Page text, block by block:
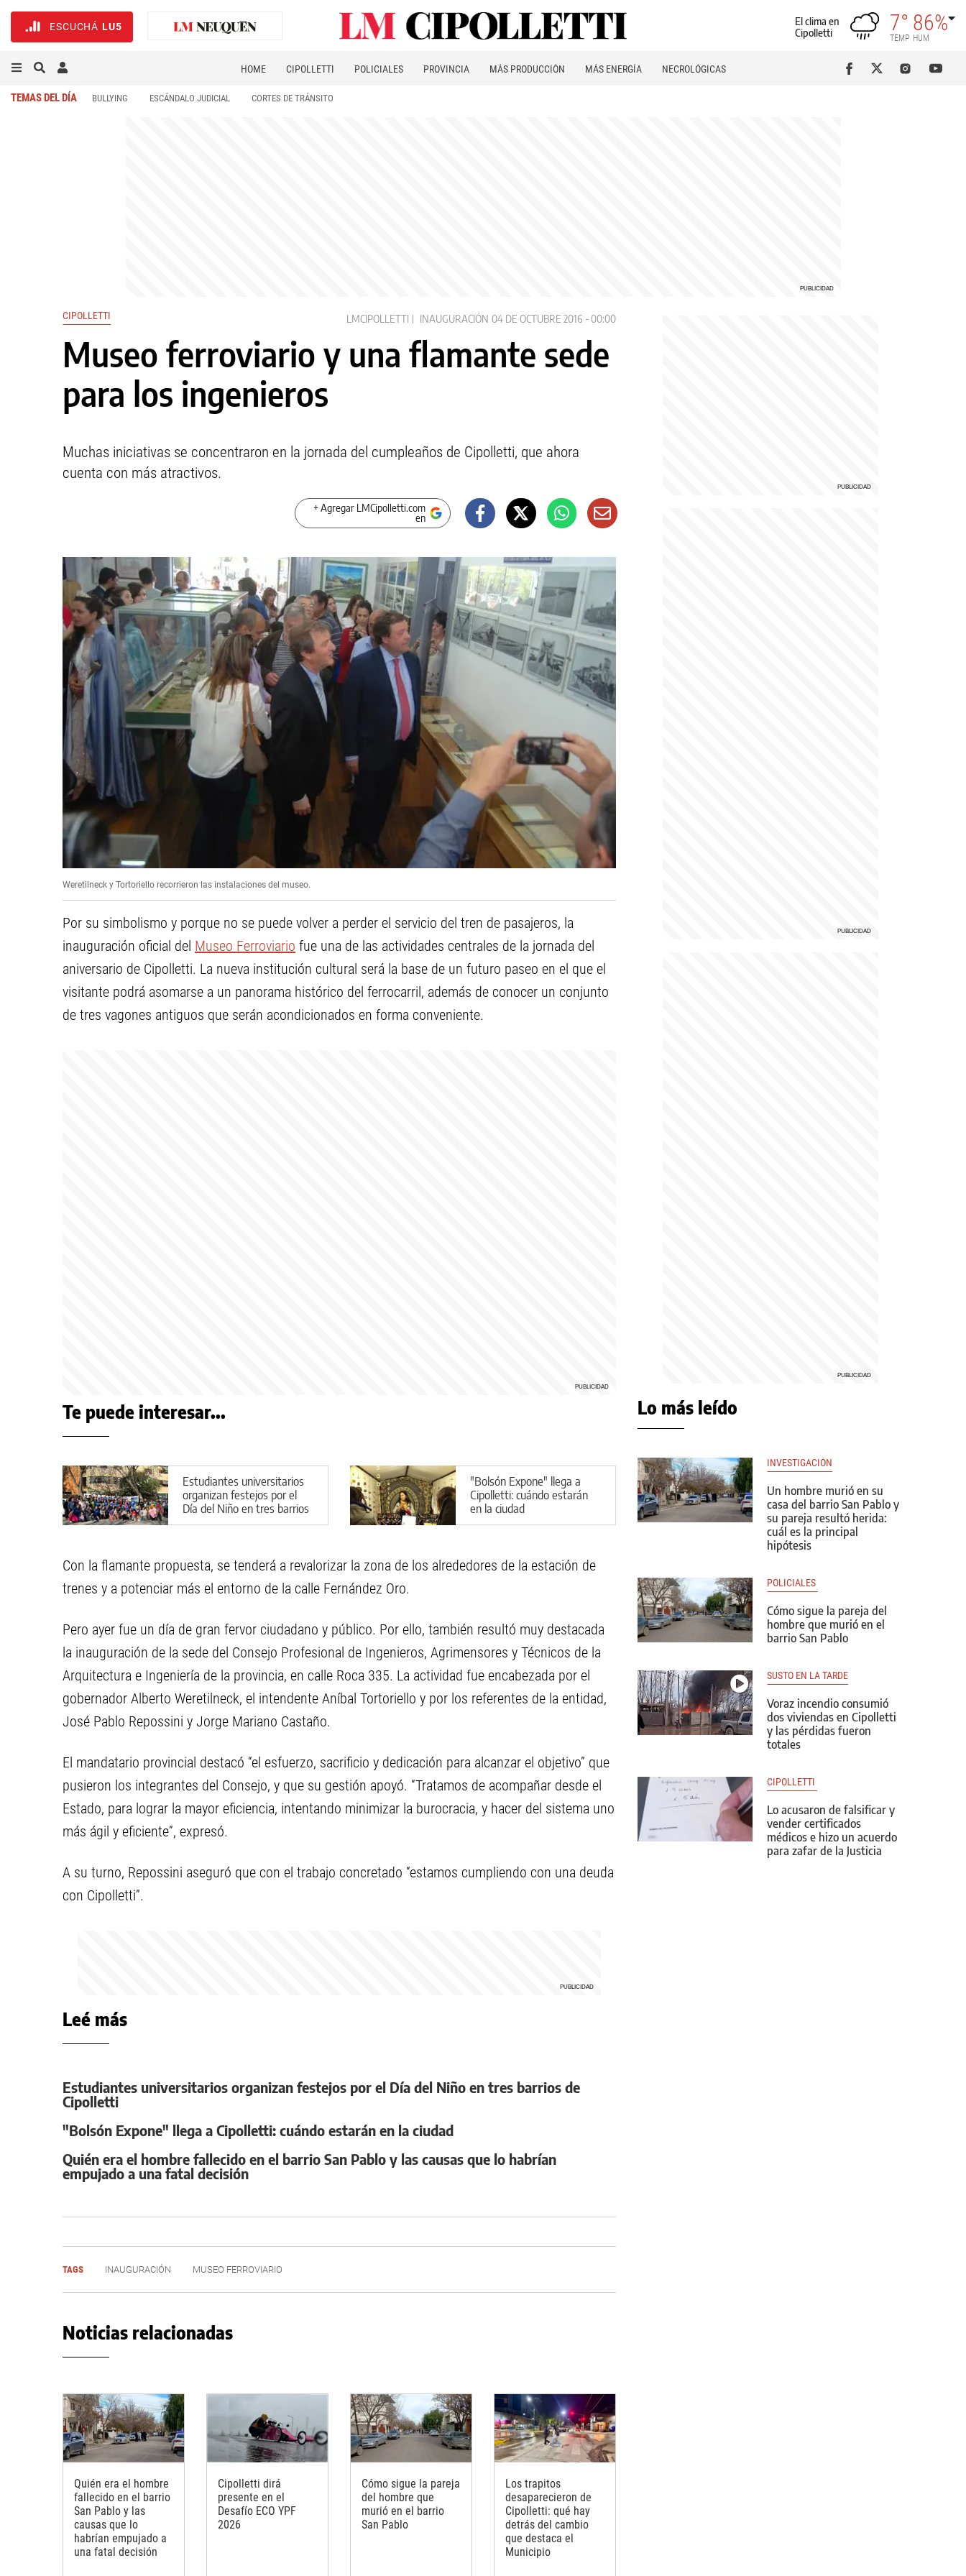
ESCUCHÁ LU5
El clima en
Cipolletti
7°
TEMP
86%
HUM
HOME CIPOLLETTI POLICIALES PROVINCIA MÁS PRODUCCIÓN MÁS ENERGÍA NECROLÓGICAS
TEMAS DEL DÍA BULLYING ESCÁNDALO JUDICIAL CORTES DE TRÁNSITO
CIPOLLETTI LMCIPOLLETTI INAUGURACIÓN 04 DE OCTUBRE 2016 - 00:00
Museo ferroviario y una flamante sede
para los ingenieros
Muchas iniciativas se concentraron en la jornada del cumpleaños de Cipolletti, que ahora
cuenta con más atractivos.
+ Agregar LMCipolletti.com
en
Weretilneck y Tortoriello recorrieron las instalaciones del museo.
Por su simbolismo y porque no se puede volver a perder el servicio del tren de pasajeros, la
inauguración oficial del Museo Ferroviario fue una de las actividades centrales de la jornada del
aniversario de Cipolletti. La nueva institución cultural será la base de un futuro paseo en el que el
visitante podrá asomarse a un panorama histórico del ferrocarril, además de conocer un conjunto
de tres vagones antiguos que serán acondicionados en forma conveniente.
Te puede interesar...
Estudiantes universitarios
organizan festejos por el
Día del Niño en tres barrios
de Cipolletti
"Bolsón Expone" llega a
Cipolletti: cuándo estarán
en la ciudad
Con la flamante propuesta, se tenderá a revalorizar la zona de los alrededores de la estación de
trenes y a potenciar más el entorno de la calle Fernández Oro.
Pero ayer fue un día de gran fervor ciudadano y público. Por ello, también resultó muy destacada
la inauguración de la sede del Consejo Profesional de Ingenieros, Agrimensores y Técnicos de la
Arquitectura e Ingeniería de la provincia, en calle Roca 335. La actividad fue encabezada por el
gobernador Alberto Weretilneck, el intendente Aníbal Tortoriello y por los referentes de la entidad,
José Pablo Repossini y Jorge Mariano Castaño.
El mandatario provincial destacó “el esfuerzo, sacrificio y dedicación para alcanzar el objetivo” que
pusieron los integrantes del Consejo, y que su gestión apoyó. “Tratamos de acompañar desde el
Estado, para lograr la mayor eficiencia, intentando minimizar la burocracia, y hacer del sistema uno
más ágil y eficiente”, expresó.
A su turno, Repossini aseguró que con el trabajo concretado “estamos cumpliendo con una deuda
con Cipolletti”.
Leé más
Estudiantes universitarios organizan festejos por el Día del Niño en tres barrios de
Cipolletti
"Bolsón Expone" llega a Cipolletti: cuándo estarán en la ciudad
Quién era el hombre fallecido en el barrio San Pablo y las causas que lo habrían
empujado a una fatal decisión
TAGS INAUGURACIÓN MUSEO FERROVIARIO
Noticias relacionadas
Quién era el hombre
fallecido en el barrio
San Pablo y las
causas que lo
habrían empujado a
una fatal decisión
Cipolletti dirá
presente en el
Desafío ECO YPF
2026
Cómo sigue la pareja
del hombre que
murió en el barrio
San Pablo
Los trapitos
desaparecieron de
Cipolletti: qué hay
detrás del cambio
que destaca el
Municipio
Lo más leído
INVESTIGACIÓN
Un hombre murió en su
casa del barrio San Pablo y
su pareja resultó herida:
cuál es la principal
hipótesis
POLICIALES
Cómo sigue la pareja del
hombre que murió en el
barrio San Pablo
SUSTO EN LA TARDE
Voraz incendio consumió
dos viviendas en Cipolletti
y las pérdidas fueron
totales
CIPOLLETTI
Lo acusaron de falsificar y
vender certificados
médicos e hizo un acuerdo
para zafar de la Justicia